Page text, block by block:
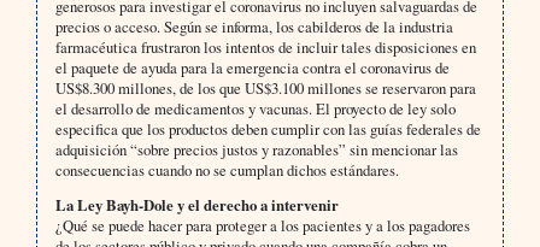
generosos para investigar el coronavirus no incluyen salvaguardas de
precios o acceso. Según se informa, los cabilderos de la industria
farmacéutica frustraron los intentos de incluir tales disposiciones en
el paquete de ayuda para la emergencia contra el coronavirus de
US$8.300 millones, de los que US$3.100 millones se reservaron para
el desarrollo de medicamentos y vacunas. El proyecto de ley solo
especifica que los productos deben cumplir con las guías federales de
adquisición “sobre precios justos y razonables” sin mencionar las
consecuencias cuando no se cumplan dichos estándares.
La Ley Bayh-Dole y el derecho a intervenir
¿Qué se puede hacer para proteger a los pacientes y a los pagadores